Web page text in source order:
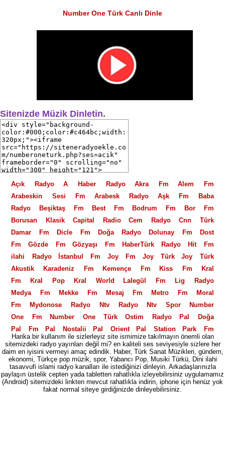
Number One Türk Canlı Dinle
Sitenizde Müzik Dinletin.
Açık Radyo A Haber Radyo Akra Fm
Alem Fm
Arabeskin Sesi Fm
Arabesk Radyo Aşk Fm
Baba
Radyo
Beşiktaş Fm Best Fm Bodrum Fm
Bor Fm
Borusan Klasik
Capital Radio Cem Radyo
Cnn Türk
Damar Fm
Dicle Fm Doğa Radyo Dolunay Fm
Dost
Fm
Gözde Fm Gözyaşı Fm HaberTürk Radyo
Hit Fm
ilahi Radyo
İstanbul Fm Joy Fm Joy Türk
Joy Türk
Akustik
Karadeniz Fm Kemençe Fm Kiss Fm
Kral
Fm
Kral Pop Kral World Lalegül Fm
Lig Radyo
Medya Fm
Mekke Fm Mesaj Fm Metro Fm
Moral
Fm
Mydonose Radyo Ntv Radyo Ntv Spor
Number
One Fm
Number One Türk Ostim Radyo
Pal Doğa
Pal Fm
Pal Nostalji Pal Orient Pal Station
Park Fm
Polis Radyosu
Power Fm Power Love Fm
Power
Türk
PowerTürk Akustik Power XL Radio Fg
Radyo
06
Radyo 2000 Radyo 3 Radyo 35 Radyo 4
Radyo
5
Radyo 7 Radyo 7 Nostalji Radyo Akdeniz
Radyo
Radyo Avrasya Türk Radyo Banko
Harika bir kullanım ile sizlerleyiz site ismimize takılmayın önemli olan
sitemizdeki radyo yayınları değil mi? en kaliteli ses seviyesiyle sizlere her
daim en iyisini vermeyi amaç edindik. Haber, Türk Sanat Müzikleri, gündem,
ekonomi, Türkçe pop müzik, spor, Yabancı Pop, Musiki Türkü, Dini ilahi
tasavvufi islami radyo kanalları ile istediğinizi dinleyin. Arkadaşlarınızla
paylaşın üstelik cepten yada tabletten rahatlıkla izleyebilirsiniz uygulamamız
(Android) sitemizdeki linkten mevcut rahatlıkla indirin, iphone için henüz yok
fakat normal siteye girdiğinizde dinleyebilirsiniz.